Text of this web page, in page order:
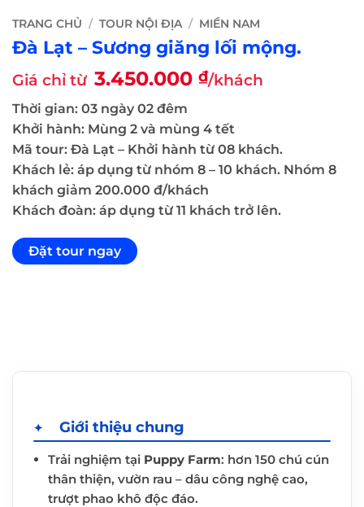
TRANG CHỦ / TOUR NỘI ĐỊA / MIỀN NAM
Đà Lạt – Sương giăng lối mộng.
Giá chỉ từ 3.450.000 ₫/khách
Thời gian: 03 ngày 02 đêm
Khởi hành: Mùng 2 và mùng 4 tết
Mã tour: Đà Lạt – Khởi hành từ 08 khách.
Khách lẻ: áp dụng từ nhóm 8 – 10 khách. Nhóm 8
khách giảm 200.000 đ/khách
Khách đoàn: áp dụng từ 11 khách trở lên.
Đặt tour ngay
Giới thiệu chung
Trải nghiệm tại Puppy Farm: hơn 150 chú cún
thân thiện, vườn rau – dâu công nghệ cao,
trượt phao khô độc đáo.